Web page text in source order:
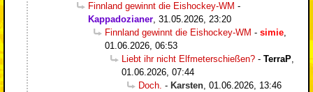
Finnland gewinnt die Eishockey-WM -
Kappadozianer, 31.05.2026, 23:20
Finnland gewinnt die Eishockey-WM - simie,
01.06.2026, 06:53
Liebt ihr nicht Elfmeterschießen? - TerraP,
01.06.2026, 07:44
Doch. - Karsten, 01.06.2026, 13:46